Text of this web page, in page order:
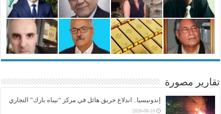
تقارير مصورة
إندونيسيا.. اندلاع حريق هائل في مركز “نيباه بارك” التجاري
2026-08-10